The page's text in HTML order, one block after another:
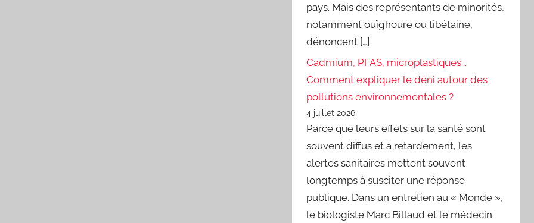
pays. Mais des représentants de minorités,
notamment ouïghoure ou tibétaine,
dénoncent […]
Cadmium, PFAS, microplastiques...
Comment expliquer le déni autour des
pollutions environnementales ?
4 juillet 2026
Parce que leurs effets sur la santé sont
souvent diffus et à retardement, les
alertes sanitaires mettent souvent
longtemps à susciter une réponse
publique. Dans un entretien au « Monde »,
le biologiste Marc Billaud et le médecin